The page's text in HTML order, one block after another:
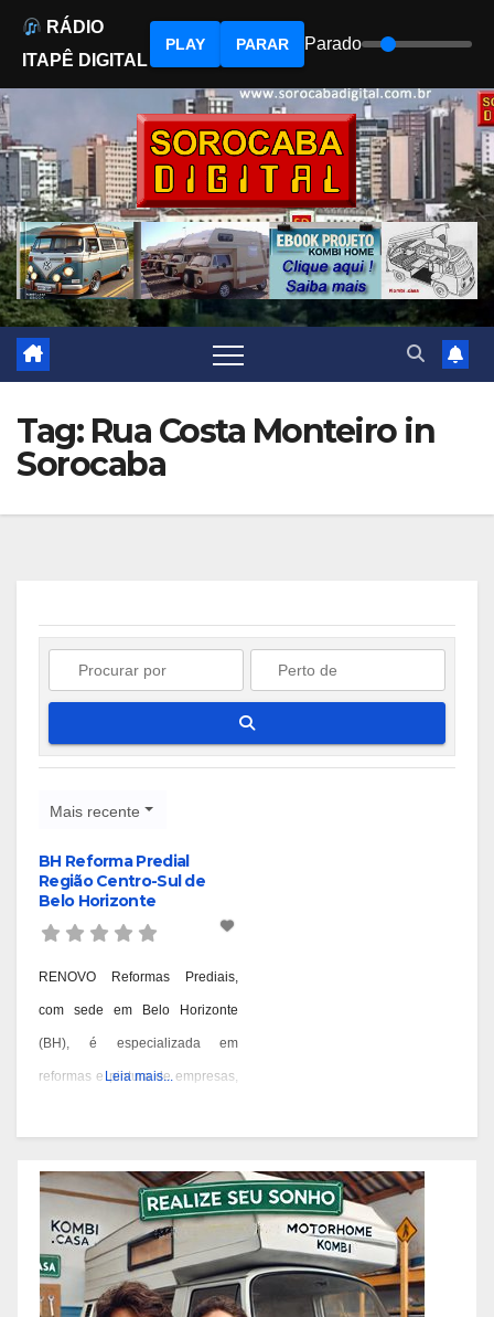
to
content
Tag: Rua Costa Monteiro in
Sorocaba
Mais recente
BH Reforma Predial
Região Centro-Sul de
Belo Horizonte
RENOVO Reformas Prediais,
com sede em Belo Horizonte
(BH), é especializada em
reformas e pintura de empresas,
experiência desde 1978 e são
conhecidos por seus serviços de
qualidade em BH. Você pode
contatá-los pelos telefones 31
3473-2000, 3357-1961 ou
98687-2000 se você está
Leia mais...
RÁDIO
ITAPÊ DIGITAL
PLAY PARAR Parado